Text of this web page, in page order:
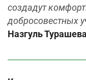
создадут
добросовестных
Назгуль